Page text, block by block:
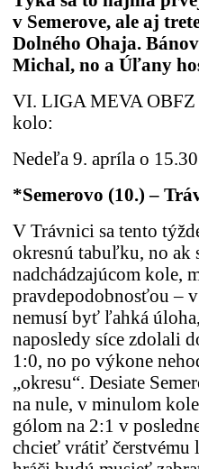
v Semerove, ale aj
Dolného Ohaja.
Michal, no a Úľany
VI. LIGA MEVA
kolo:
Nedeľa 9. apríla o
*Semerovo (10.) –
V Trávnici sa tento
okresnú tabuľku, no ak
nadchádzajúcom kole,
pravdepodobnosťou –
nemusí byť ľahká
naposledy síce zdolali
1:0, no po výkone
„okresu“. Desiate
na nule, v minulom
gólom na 2:1 v
chcieť vrátiť čerstvému